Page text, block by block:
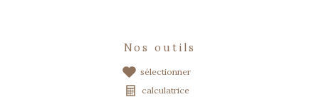
nos outils
sélectionner
calculatrice